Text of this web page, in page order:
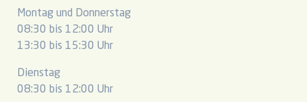
Montag und Donnerstag
08:30 bis 12:00 Uhr
13:30 bis 15:30 Uhr
Dienstag
08:30 bis 12:00 Uhr